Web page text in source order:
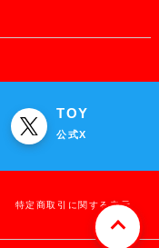
TOY
公式X
特定商取引に関する表示